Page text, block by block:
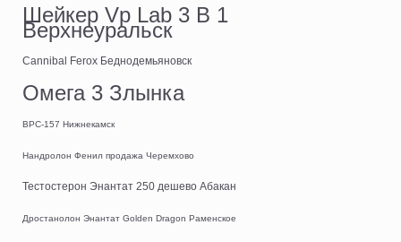
Шейкер Vp Lab 3 В 1
Верхнеуральск
Cannibal Ferox Беднодемьяновск
Омега 3 Злынка
BPC-157 Нижнекамск
Нандролон Фенил продажа Черемхово
Тестостерон Энантат 250 дешево Абакан
Дростанолон Энантат Golden Dragon Раменское